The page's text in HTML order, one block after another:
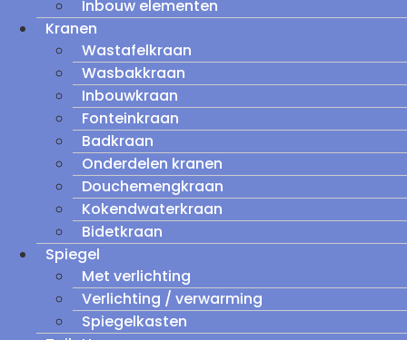
Inbouw elementen
Kranen
Wastafelkraan
Wasbakkraan
Inbouwkraan
Fonteinkraan
Badkraan
Onderdelen kranen
Douchemengkraan
Kokendwaterkraan
Bidetkraan
Spiegel
Met verlichting
Verlichting / verwarming
Spiegelkasten